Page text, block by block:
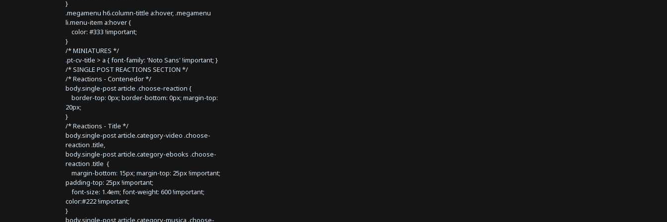
}
.megamenu h6.column-tittle a:hover, .megamenu
li.menu-item a:hover {
color: #333 !important;
}
/* MINIATURES */
.pt-cv-title > a { font-family: 'Noto Sans' !important; }
/* SINGLE POST REACTIONS SECTION */
/* Reactions - Contenedor */
body.single-post article .choose-reaction {
border-top: 0px; border-bottom: 0px; margin-top:
20px;
}
/* Reactions - Title */
body.single-post article.category-video .choose-
reaction .title,
body.single-post article.category-ebooks .choose-
reaction .title {
margin-bottom: 15px; margin-top: 25px !important;
padding-top: 25px !important;
font-size: 1.4em; font-weight: 600 !important;
color:#222 !important;
}